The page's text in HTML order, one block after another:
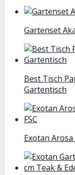
Gartenset
Best Tisch
Gartentisch
Exotan Arosa